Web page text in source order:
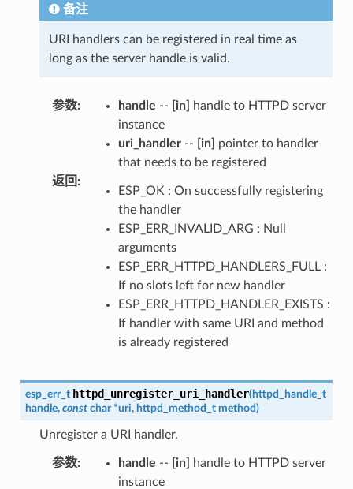
备注
URI handlers can be registered in real time as
long as the server handle is valid.
参数: handle -- [in]
handle to HTTPD server
instance
uri_handler-- [in]
pointer to handler
that needs to be registered
返回 :
ESP_OK : On successfully registering
the handler
ESP_ERR_INVALID_ARG : Null
arguments
ESP_ERR_HTTPD_HANDLERS_FULL :
If no slots left for new handler
ESP_ERR_HTTPD_HANDLER_EXISTS :
If handler with same URI and method
is already registered
esp_err_t httpd_unregister_uri_handler(httpd_handle_t
handle, const char *uri, httpd_method_t method)
Unregister a URI handler.
参数: handle -- [in]
handle to HTTPD server
instance